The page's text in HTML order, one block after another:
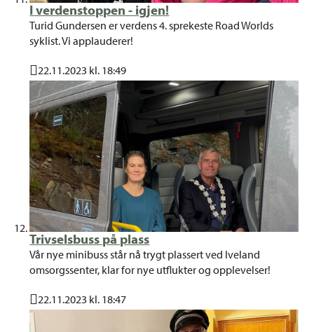
I verdenstoppen - igjen!
Turid Gundersen er verdens 4. sprekeste Road Worlds
syklist. Vi applauderer!
Publisert
22.11.2023 kl. 18:49
Trivselsbuss på plass
Vår nye minibuss står nå trygt plassert ved Iveland
omsorgssenter, klar for nye utflukter og opplevelser!
Publisert
22.11.2023 kl. 18:47